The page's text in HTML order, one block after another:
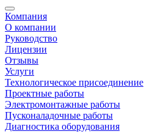
Компания
О компании
Руководство
Лицензии
Отзывы
Услуги
Технологическое присоединение
Проектные работы
Электромонтажные работы
Пусконаладочные работы
Диагностика оборудования